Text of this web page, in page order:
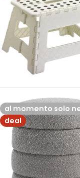
al momento solo
deal